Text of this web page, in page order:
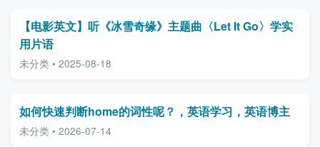
【电影英文】听《冰雪奇缘》主题曲〈Let It Go〉学实
用片语
未分类 • 2025-08-18
如何快速判断home的词性呢？，英语学习，英语博主
未分类 • 2026-07-14